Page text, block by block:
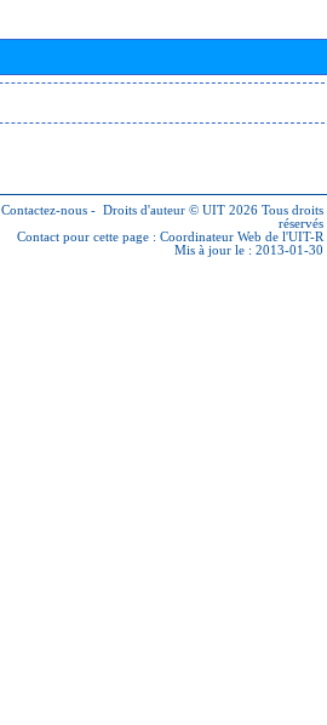
Contactez-nous - Droits d'auteur © UIT 2026 Tous droits
réservés
Contact pour cette page : Coordinateur Web de l'UIT-R
Mis à jour le : 2013-01-30